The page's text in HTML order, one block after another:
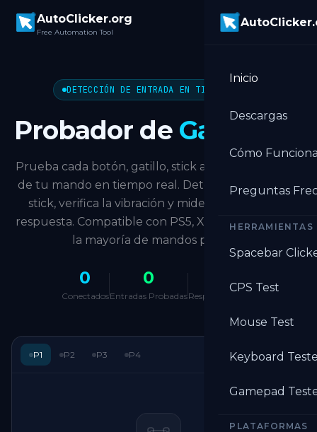
AutoClicker.org
Free Automation Tool
Inicio
Descargas
Cómo
Preguntas
HERRAMIENTAS
Spacebar
CPS Test
Mouse Test
Keyboard
Gamepad
PLATAFORMAS
DETECCIÓN DE ENTRADA EN TIEMPO REAL
Probador de Gamepad
Prueba cada botón, gatillo, stick analógico y D-pad
de tu mando en tiempo real. Detecta la deriva del
stick, verifica la vibración y mide los tiempos de
respuesta. Compatible con PS5, Xbox, Switch Pro y
la mayoría de mandos para PC.
0
Conectados
0
Entradas ProbadasRespuesta Media
P1 P2 P3 P4 0 /4